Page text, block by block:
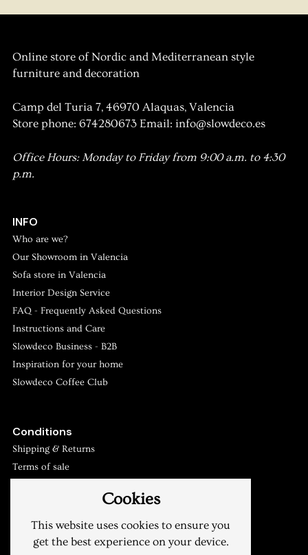
Online store of Nordic and Mediterranean style
furniture and decoration
Camp del Turia 7, 46970 Alaquas, Valencia
Store phone: 674280673 Email: info@slowdeco.es
Office Hours: Monday to Friday from 9:00 a.m. to 4:30
p.m.
INFO
Who are we?
Our Showroom in Valencia
Sofa store in Valencia
Interior Design Service
FAQ - Frequently Asked Questions
Instructions and Care
Slowdeco Business - B2B
Inspiration for your home
Slowdeco Coffee Club
Conditions
Shipping & Returns
Terms of sale
My account
Cookies
This website uses cookies to ensure you
get the best experience on your device.
Slowdeco
Asesoramiento y atención al cliente